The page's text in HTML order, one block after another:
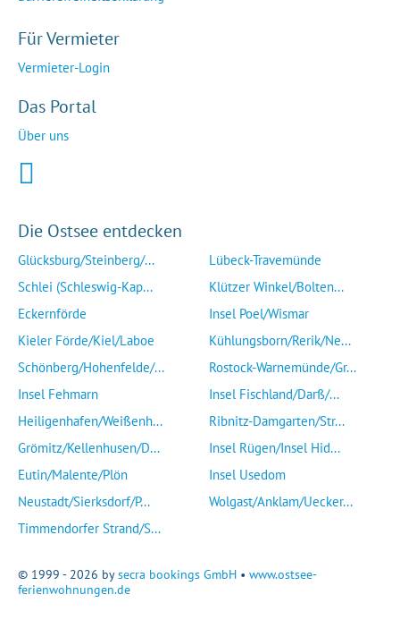
Für Vermieter
Vermieter-Login
Das Portal
Über uns
Die Ostsee entdecken
Glücksburg/Steinberg/...
Schlei (Schleswig-Kap...
Eckernförde
Kieler Förde/Kiel/Laboe
Schönberg/Hohenfelde/...
Insel Fehmarn
Heiligenhafen/Weißenh...
Grömitz/Kellenhusen/D...
Eutin/Malente/Plön
Neustadt/Sierksdorf/P...
Timmendorfer Strand/S...
Lübeck-Travemünde
Klützer Winkel/Bolten...
Insel Poel/Wismar
Kühlungsborn/Rerik/Ne...
Rostock-Warnemünde/Gr...
Insel Fischland/Darß/...
Ribnitz-Damgarten/Str...
Insel Rügen/Insel Hid...
Insel Usedom
Wolgast/Anklam/Uecker...
© 1999 - 2026 bysecra bookings GmbH • www.ostsee-
ferienwohnungen.de